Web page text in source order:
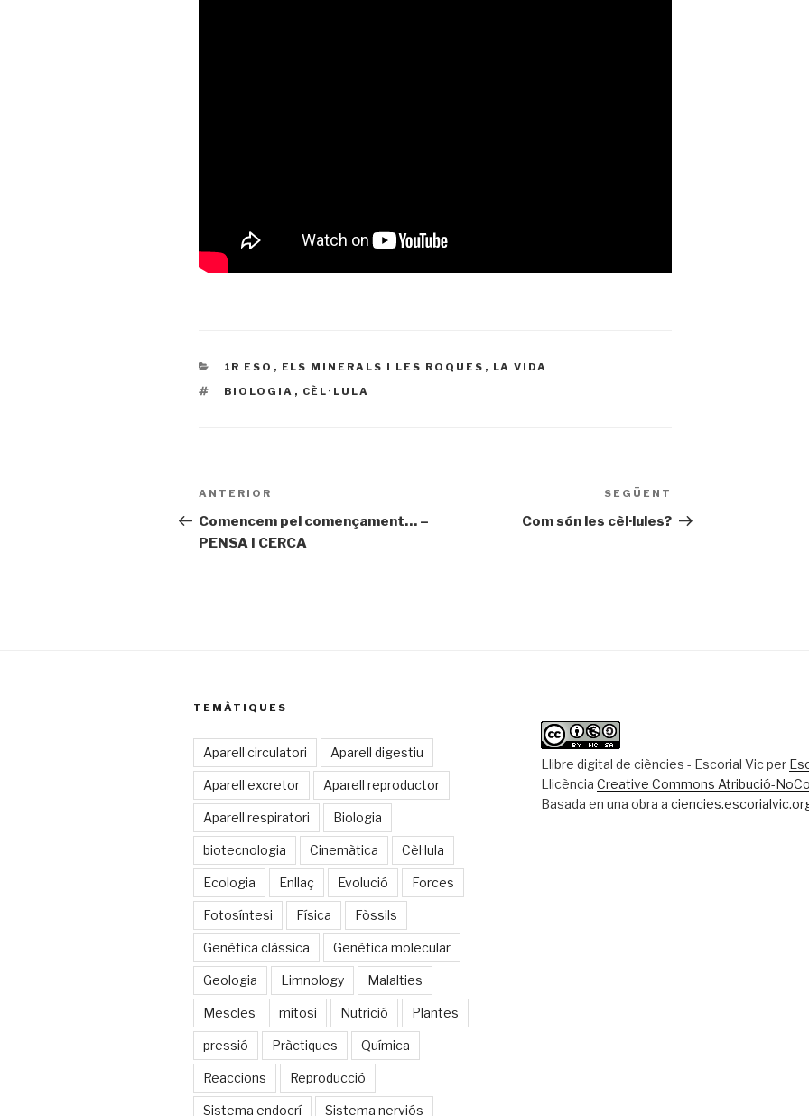
CATEGORIES
1R ESO , ELS MINERALS I LES ROQUES , LA VIDA
ETIQUETES
BIOLOGIA , CÈL·LULA
Navegació
d'entrades
Entrada
prèvia
ANTERIOR
Comencem pel començament… –
PENSA I CERCA
següent
SEGÜENT
Com són les cèl·lules?
TEMÀTIQUES
Aparell circulatori Aparell digestiu
Aparell excretor Aparell reproductor
Aparell respiratori Biologia
biotecnologia Cinemàtica Cèl·lula
Ecologia Enllaç Evolució Forces
Fotosíntesi Física Fòssils
Genètica clàssica Genètica molecular
Geologia Limnology Malalties
Mescles mitosi Nutrició Plantes
pressió Pràctiques Química
Reaccions Reproducció
Sistema endocrí Sistema nerviós
Llibre digital de ciències - Escorial Vic per
Llicència Creative Commons Atribució-
Basada en una obra a